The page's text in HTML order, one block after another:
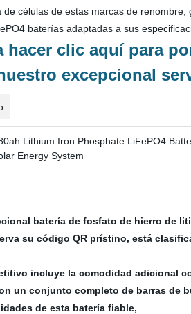
células de estas marcas de
baterías adaptadas a sus
hacer clic aquí para
excepcional
batería de fosfato de hierro de
su código QR prístino, está
incluye la comodidad adicional
un conjunto completo de barras de
de esta batería fiable,